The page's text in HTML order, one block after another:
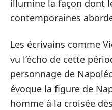
illumine la façon dont
contemporaines
Les écrivains comme
vu l’écho de cette
personnage de
évoque la figure de
homme à la croisée